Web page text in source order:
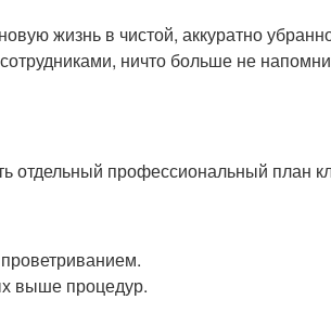
жизнь в чистой, аккуратно
ничто больше не
отдельный профессиональный план
выше процедур.